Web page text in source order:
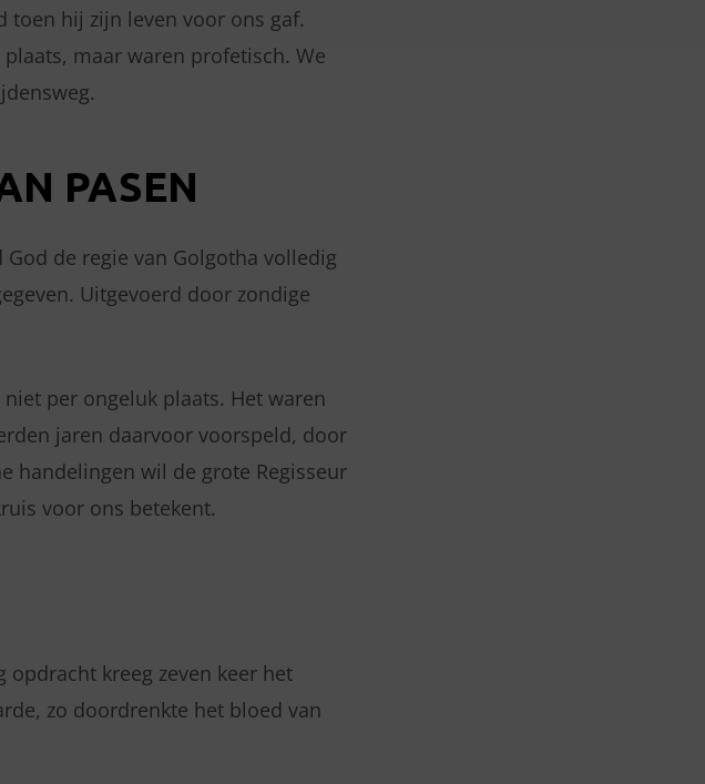
toen hij zijn leven voor ons gaf.
maar waren profetisch. We
PASEN
God de regie van Golgotha volledig
Uitgevoerd door zondige
per ongeluk plaats. Het waren
jaren daarvoor voorspeld, door
handelingen wil de grote Regisseur
voor ons betekent.
opdracht kreeg zeven keer het
zo doordrenkte het bloed van